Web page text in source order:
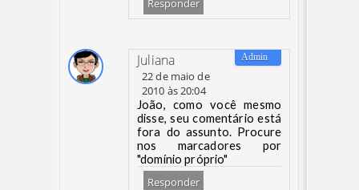
Responder
Juliana
22 de maio de
2010 às 20:04
João, como você mesmo
disse, seu comentário está
fora do assunto. Procure
nos marcadores por
"domínio próprio"
Responder